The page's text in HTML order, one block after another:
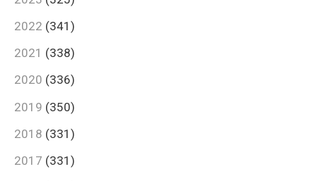
2022 (341)
2021 (338)
2020 (336)
2019 (350)
2018 (331)
2017 (331)